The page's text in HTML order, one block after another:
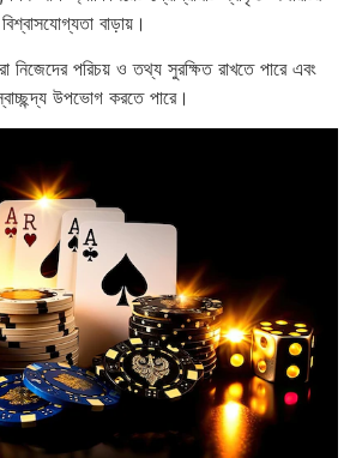
বাড়ায়।
নিজেদের পরিচয় ও তথ্য সুরক্ষিত রাখতে পারে এবং
উপভোগ করতে পারে।